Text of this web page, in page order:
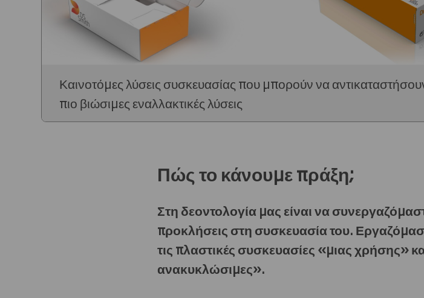
Καινοτόμες λύσεις συσκευασίας που μπορούν να
πιο βιώσιμες εναλλακτικές λύσεις
Πώς το κάνουμε πράξη;
Στη δεοντολογία μας είναι να
προκλήσεις στη συσκευασία του.
τις πλαστικές συσκευασίες «μιας χρήσης»
ανακυκλώσιμες».